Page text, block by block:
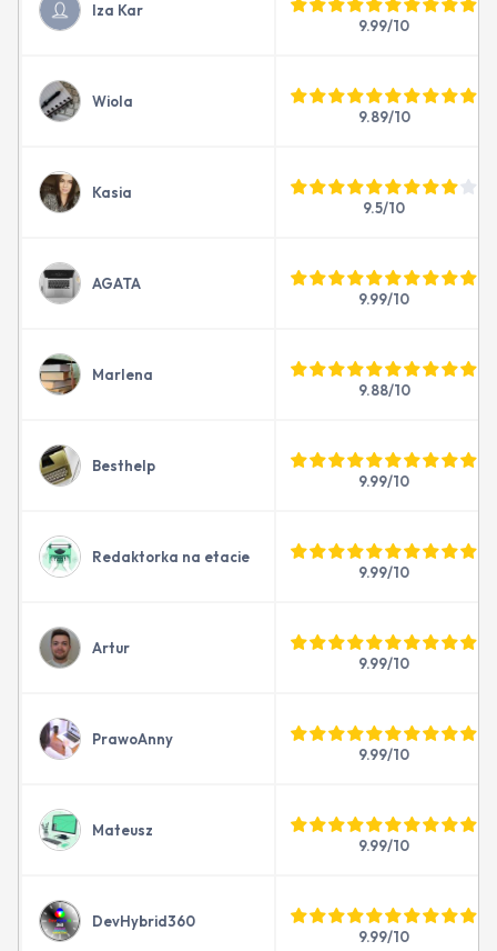
Iza Kar
9.99/10
Wiola
9.89/10
Kasia
9.5/10
AGATA
9.99/10
Marlena
9.88/10
Besthelp
9.99/10
Redaktorka na etacie
9.99/10
Artur
9.99/10
PrawoAnny
9.99/10
Mateusz
9.99/10
DevHybrid360
9.99/10